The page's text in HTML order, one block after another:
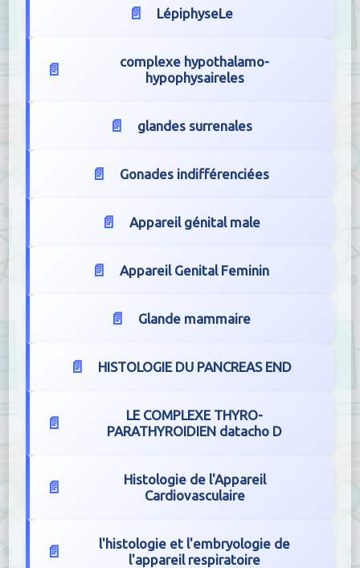
LépiphyseLe
complexe hypothalamo-
hypophysaireles
glandes surrenales
Gonades indifférenciées
Appareil génital male
Appareil Genital Feminin
Glande mammaire
HISTOLOGIE DU PANCREAS END
LE COMPLEXE THYRO-
PARATHYROIDIEN datacho D
Histologie de l'Appareil
Cardiovasculaire
l'histologie et l'embryologie de
l'appareil respiratoire